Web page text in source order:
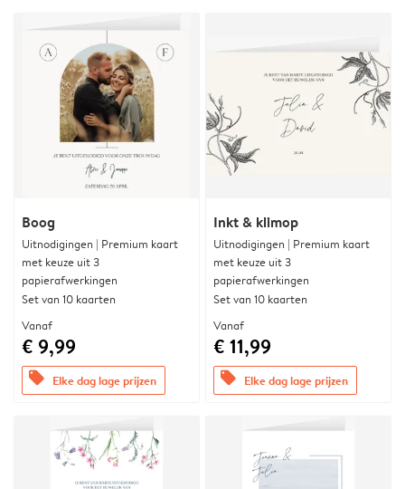
Boog
Uitnodigingen | Premium kaart
met keuze uit 3
papierafwerkingen
Set van 10 kaarten
Vanaf
€ 9,99
offers Elke dag lage prijzen
Inkt & klimop
Uitnodigingen | Premium kaart
met keuze uit 3
papierafwerkingen
Set van 10 kaarten
Vanaf
€ 11,99
offers Elke dag lage prijzen